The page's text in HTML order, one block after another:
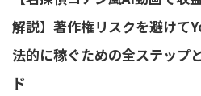
解説】著作権リスクを避け
法的に稼ぐための全ステップ
ド